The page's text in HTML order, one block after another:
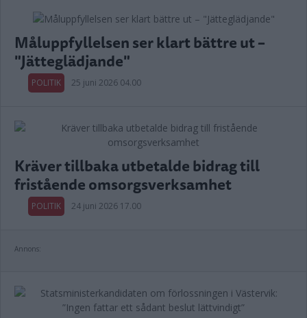
Måluppfyllelsen ser klart bättre ut –
"Jätteglädjande"
POLITIK 25 juni 2026 04.00
Kräver tillbaka utbetalde bidrag till
fristående omsorgsverksamhet
POLITIK 24 juni 2026 17.00
Annons: